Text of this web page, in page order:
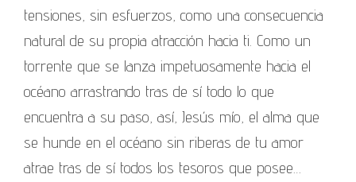
tensiones, sin esfuerzos, como una consecuencia
natural de su propia atracción hacia ti. Como un
torrente que se lanza impetuosamente hacia el
océano arrastrando tras de sí todo lo que
encuentra a su paso, así, Jesús mío, el alma que
se hunde en el océano sin riberas de tu amor
atrae tras de sí todos los tesoros que posee…